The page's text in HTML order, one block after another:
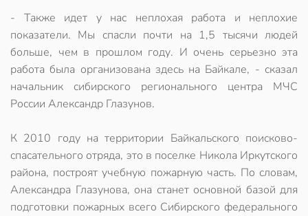
- Также идет у нас неплохая работа и неплохие
показатели. Мы спасли почти на 1,5 тысячи людей
больше, чем в прошлом году. И очень серьезно эта
работа была организована здесь на Байкале, - сказал
начальник сибирского регионального центра МЧС
России Александр Глазунов.
К 2010 году на территории Байкальского поисково-
спасательного отряда, это в поселке Никола Иркутского
района, построят учебную пожарную часть. По словам,
Александра Глазунова, она станет основной базой для
подготовки пожарных всего Сибирского федерального